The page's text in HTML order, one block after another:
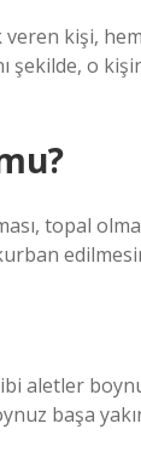
veren kişi,
şekilde, o
topal
aletler
başa